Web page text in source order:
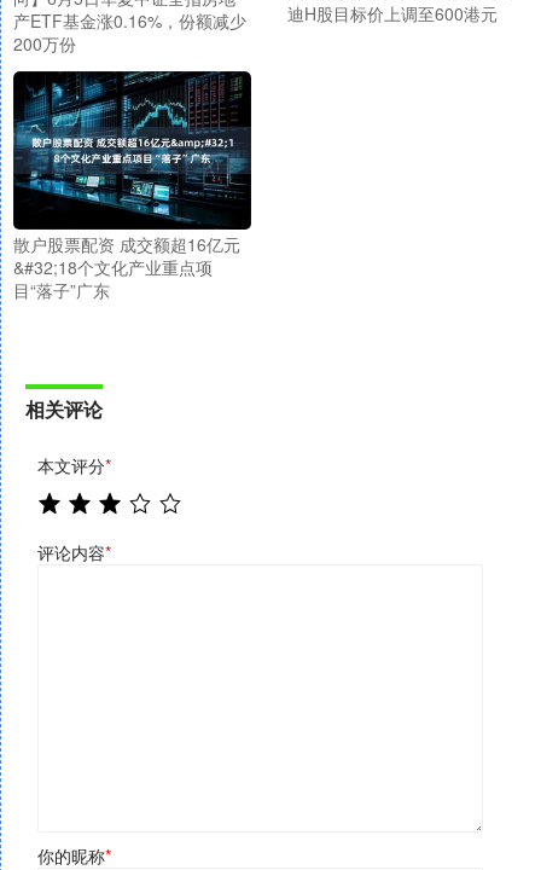
产ETF基金涨0.16%，份额减少
200万份
迪H股目标价上调至600港元
散户股票配资 成交额超16亿元
&#32;18个文化产业重点项
目“落子”广东
相关评论
本文评分*
评论内容*
你的昵称*